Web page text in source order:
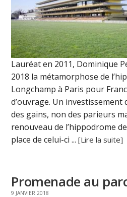
Lauréat en 2011, Dominique
2018 la métamorphose de
Longchamp à Paris pour
d’ouvrage. Un investissement
des gains, non des parieurs
renouveau de l’hippodrome
place de celui-ci ...[Lire la suite]
Promenade au
9 JANVIER 2018